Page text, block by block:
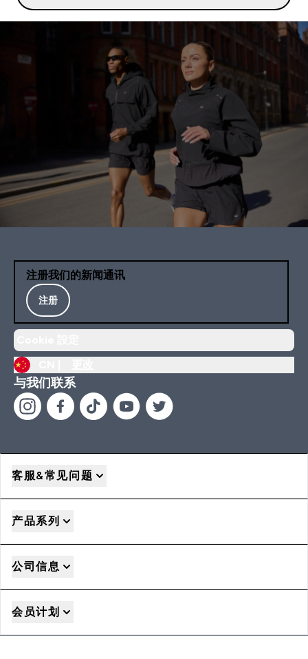
注册我们的新闻通讯
注册
与我们联系
客服&常见问题
产品系列
公司信息
会员计划